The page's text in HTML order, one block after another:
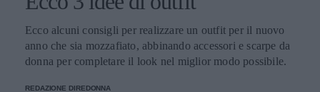
Ecco alcuni consigli per realizzare un outfit per il nuovo
anno che sia mozzafiato, abbinando accessori e scarpe da
donna per completare il look nel miglior modo possibile.
REDAZIONE DIREDONNA